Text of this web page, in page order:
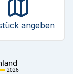
angeben
2026